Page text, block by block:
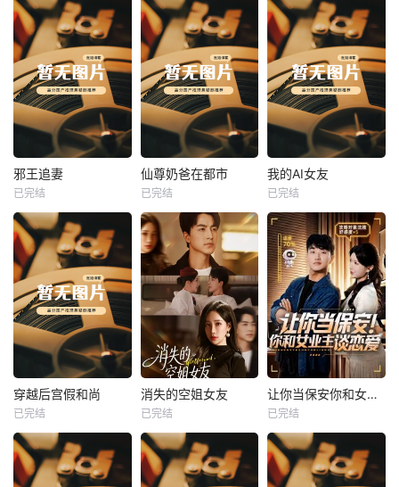
热播
邪王追妻
未知
邪王追妻
已完结
热播
未知
仙尊奶爸在都市
已完结
热播
我的AI女友
未知
我的AI女友
已完结
热播
未知
穿越后宫假和尚
已完结
热播
未知
消失的空姐女友
已完结
热播
未知
让你当保安你和女业主谈恋爱
已完结